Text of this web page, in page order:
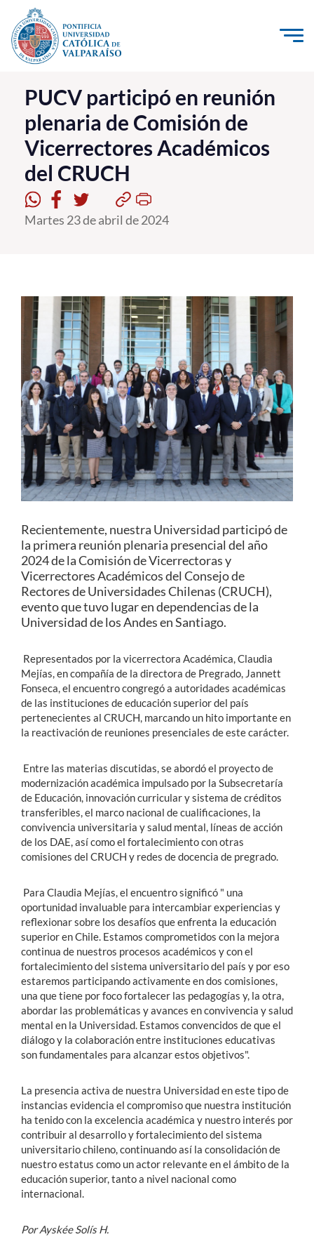
Click acá para ir directamente al contenido
La Universidad
Investigación, Creación e Innovación
PUCV Internacional
Vinculación con el Medio
Admisión
Formación Continua
Estudiantes
Académicos
Funcionarios
Alumni
English
PUCV participó en reunión
plenaria de Comisión de
Vicerrectores Académicos
del CRUCH
Martes 23 de abril de 2024
Recientemente, nuestra Universidad participó de
la primera reunión plenaria presencial del año
2024 de la Comisión de Vicerrectoras y
Vicerrectores Académicos del Consejo de
Rectores de Universidades Chilenas (CRUCH),
evento que tuvo lugar en dependencias de la
Universidad de los Andes en Santiago.
Representados por la vicerrectora Académica, Claudia
Mejías, en compañía de la directora de Pregrado, Jannett
Fonseca, el encuentro congregó a autoridades académicas
de las instituciones de educación superior del país
pertenecientes al CRUCH, marcando un hito importante en
la reactivación de reuniones presenciales de este carácter.
Entre las materias discutidas, se abordó el proyecto de
modernización académica impulsado por la Subsecretaría
de Educación, innovación curricular y sistema de créditos
transferibles, el marco nacional de cualificaciones, la
convivencia universitaria y salud mental, líneas de acción
de los DAE, así como el fortalecimiento con otras
comisiones del CRUCH y redes de docencia de pregrado.
Para Claudia Mejías, el encuentro significó " una
oportunidad invaluable para intercambiar experiencias y
reflexionar sobre los desafíos que enfrenta la educación
superior en Chile. Estamos comprometidos con la mejora
continua de nuestros procesos académicos y con el
fortalecimiento del sistema universitario del país y por eso
estaremos participando activamente en dos comisiones,
una que tiene por foco fortalecer las pedagogías y, la otra,
abordar las problemáticas y avances en convivencia y salud
mental en la Universidad. Estamos convencidos de que el
diálogo y la colaboración entre instituciones educativas
son fundamentales para alcanzar estos objetivos".
La presencia activa de nuestra Universidad en este tipo de
instancias evidencia el compromiso que nuestra institución
ha tenido con la excelencia académica y nuestro interés por
contribuir al desarrollo y fortalecimiento del sistema
universitario chileno, continuando así la consolidación de
nuestro estatus como un actor relevante en el ámbito de la
educación superior, tanto a nivel nacional como
internacional.
Por Ayskée Solís H.